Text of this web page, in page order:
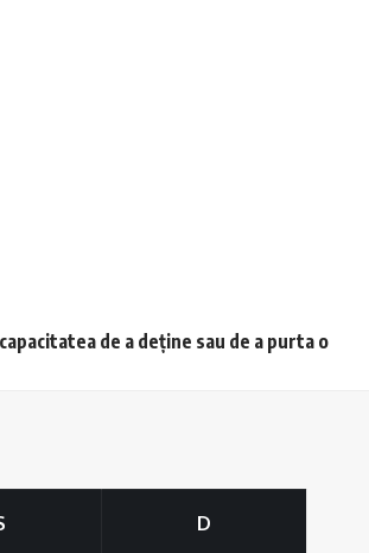
de a deține sau de a purta o
D